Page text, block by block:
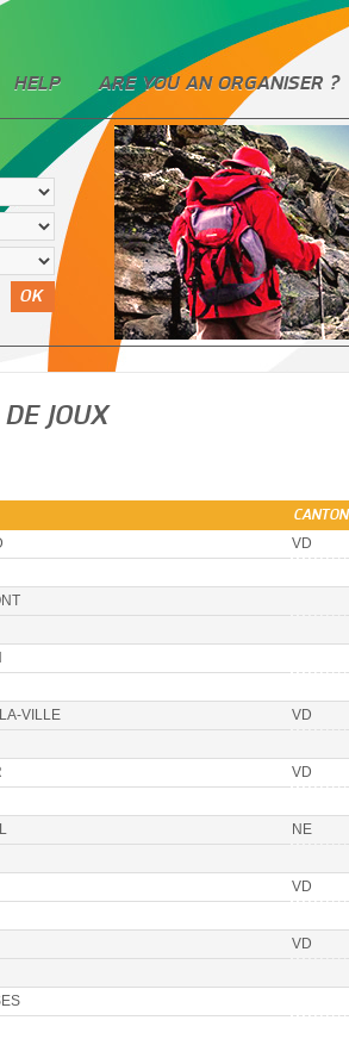
HELP ARE YOU AN ORGANISER ?
OK
JOUX
CANTON
VD
VILLE VD
VD
NE
VD
VD